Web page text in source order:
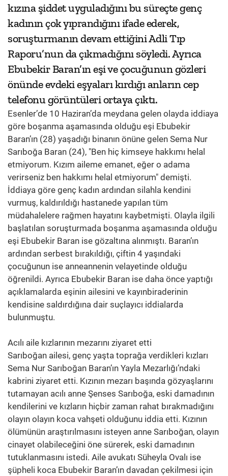
kızına şiddet uyguladığını bu süreçte genç
kadının çok yıprandığını ifade ederek,
soruşturmanın devam ettiğini Adli Tıp
Raporu’nun da çıkmadığını söyledi. Ayrıca
Ebubekir Baran’ın eşi ve çocuğunun gözleri
önünde evdeki eşyaları kırdığı anların cep
telefonu görüntüleri ortaya çıktı.
Esenler’de 10 Haziran’da meydana gelen olayda iddiaya
göre boşanma aşamasında olduğu eşi Ebubekir
Baran’ın (28) yaşadığı binanın önüne gelen Sema Nur
Sarıboğa Baran (24), "Ben hiç kimseye hakkımı helal
etmiyorum. Kızım aileme emanet, eğer o adama
verirseniz ben hakkımı helal etmiyorum" demişti.
İddiaya göre genç kadın ardından silahla kendini
vurmuş, kaldırıldığı hastanede yapılan tüm
müdahalelere rağmen hayatını kaybetmişti. Olayla ilgili
başlatılan soruşturmada boşanma aşamasında olduğu
eşi Ebubekir Baran ise gözaltına alınmıştı. Baran’ın
ardından serbest bırakıldığı, çiftin 4 yaşındaki
çocuğunun ise anneannenin velayetinde olduğu
öğrenildi. Ayrıca Ebubekir Baran ise daha önce yaptığı
açıklamalarda eşinin ailesini ve kayınbiraderinin
kendisine saldırdığına dair suçlayıcı iddialarda
bulunmuştu.
Acılı aile kızlarının mezarını ziyaret etti
Sarıboğan ailesi, genç yaşta toprağa verdikleri kızları
Sema Nur Sarıboğan Baran’ın Yayla Mezarlığı’ndaki
kabrini ziyaret etti. Kızının mezarı başında gözyaşlarını
tutamayan acılı anne Şenses Sarıboğa, eski damadının
kendilerini ve kızların hiçbir zaman rahat bırakmadığını
olayın olayın koca vahşeti olduğunu iddia etti. Kızının
ölümünün araştırılmasını isteyen anne Sarıboğan, olayın
cinayet olabileceğini öne sürerek, eski damadının
tutuklanmasını istedi. Aile avukatı Süheyla Ovalı ise
şüpheli koca Ebubekir Baran’ın davadan çekilmesi için